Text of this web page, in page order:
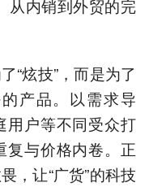
从内销到外贸的完
“炫技”，而是为了
产品。以需求导
用户等不同受众打
复与价格内卷。正
，让“广货”的科技